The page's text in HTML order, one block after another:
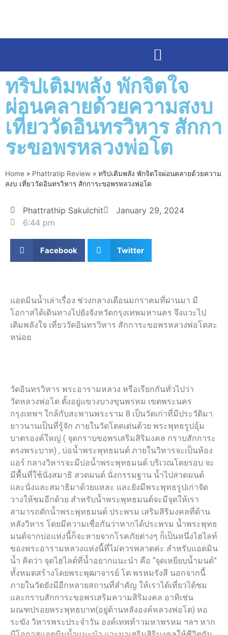
ทริปเติมพลัง พักจิตใจ
ผ่อนคลายด้วยความสงบ
เที่ยววัดอินทรวิหาร สักกา
ระขอพรหลวงพ่อโต
Home » Phattratip Review » ทริปเติมพลัง พักจิตใจผ่อนคลายด้วยความ
สงบ เที่ยววัดอินทรวิหาร สักการะขอพรหลวงพ่อโต
Phattrathip Sakulchit
January 29, 2024
6:44 pm
Facebook Twitter
แอดมินน้ำเล่าเรื่อง ช่วงกลางเดือนมกราคมที่ผ่านมา มี
โอกาสได้เดินทางไปยังจังหวัดกรุงเทพมหานคร จึงแวะไป
เติมพลังใจ เที่ยววัดอินทรวิหาร สักการะขอพรหลวงพ่อโตสะ
หน่อย
วัดอินทรวิหาร พระอารามหลวง หรือเรียกกันทั่วไปว่า
วัดหลวงพ่อโต ตั้งอยู่แขวงบางขุนพรหม เขตพระนคร
กรุงเทพฯ ใกล้กับสะพานพระราม 8 เป็นวัดเก่าที่มีประวัติมา
ยาวนานเป็นที่รู้จัก ภายในวัดโดดเด่นด้วย พระพุทธรูปอุ้ม
บาตรองค์ใหญ่ ( จุดกราบขอพรเสริมสิริมงคล กราบสักการะ
ตรงพระบาท) , บ่อน้ำพระพุทธมนต์ ภายในวิหารจะเป็นห้อง
แอร์ กลางวิหารจะมีบ่อน้ำพระพุทธมนต์ บริเวณโดยรอบ จะ
มีพื้นที่ใช้นั่งสมาธิ สวดมนต์ นั่งกรรมฐาน น้ำไปสวดมนต์
และนั่งและสมาธิมาด้วยแหละ และยังมีพระพุทธรูปเก่าจัด
วางให้ชมอีกด้วย สำหรับน้ำพระพุทธมนต์จะมีจุดให้เรา
สามารถตักน้ำพระพุทธมนต์ ประพรม เสริมสิริมงคลที่ด้าน
หลังวิหาร โดยมีความเชื่อกันว่าหากได้ประพรม น้ำพระพุทธ
มนต์จากบ่อแห่งนี้ก็จะหายจากโรคภัยต่างๆ ก็เป็นหนึ่งไฮไลท์
ของพระอารามหลวงแห่งนี้ที่ไม่ควรพลาดค่ะ สำหรับแอดมิน
น้ำ คิดว่า จุดไฮไลต์ที่น้ำอยากแนะนำ คือ “จุดเหยียบน้ำมนต์”
ทั้งหมดสร้างโดยพระพุฒาจารย์ โต พรหมรังสี นอกจากนี้
ภายในวัดยังมีอีกหลายสถานที่สำคัญ ให้เราได้เที่ยวได้ชม
และกราบสักการะขอพรเสริมความสิริมงคล อาทิเช่น
มณฑปรอยพระพุทธบาท(อยู่ด้านหลังองค์หลวงพ่อโต) หอ
ระฆัง วิหารพระประจำวัน องค์เทพท้าวมหาพรหม ฯลฯ หาก